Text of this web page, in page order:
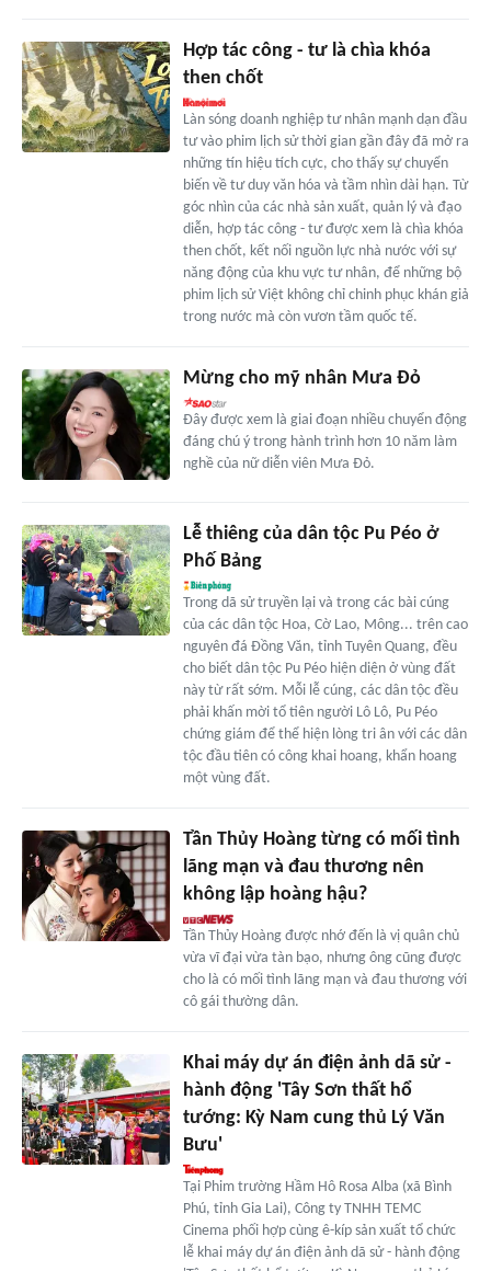
Hợp tác công - tư là chìa khóa
then chốt
Làn sóng doanh nghiệp tư nhân mạnh dạn đầu
tư vào phim lịch sử thời gian gần đây đã mở ra
những tín hiệu tích cực, cho thấy sự chuyển
biến về tư duy văn hóa và tầm nhìn dài hạn. Từ
góc nhìn của các nhà sản xuất, quản lý và đạo
diễn, hợp tác công - tư được xem là chìa khóa
then chốt, kết nối nguồn lực nhà nước với sự
năng động của khu vực tư nhân, để những bộ
phim lịch sử Việt không chỉ chinh phục khán giả
trong nước mà còn vươn tầm quốc tế.
Mừng cho mỹ nhân Mưa Đỏ
Đây được xem là giai đoạn nhiều chuyển động
đáng chú ý trong hành trình hơn 10 năm làm
nghề của nữ diễn viên Mưa Đỏ.
Lễ thiêng của dân tộc Pu Péo ở
Phố Bảng
Trong dã sử truyền lại và trong các bài cúng
của các dân tộc Hoa, Cờ Lao, Mông... trên cao
nguyên đá Đồng Văn, tỉnh Tuyên Quang, đều
cho biết dân tộc Pu Péo hiện diện ở vùng đất
này từ rất sớm. Mỗi lễ cúng, các dân tộc đều
phải khấn mời tổ tiên người Lô Lô, Pu Péo
chứng giám để thể hiện lòng tri ân với các dân
tộc đầu tiên có công khai hoang, khẩn hoang
một vùng đất.
Tần Thủy Hoàng từng có mối tình
lãng mạn và đau thương nên
không lập hoàng hậu?
Tần Thủy Hoàng được nhớ đến là vị quân chủ
vừa vĩ đại vừa tàn bạo, nhưng ông cũng được
cho là có mối tình lãng mạn và đau thương với
cô gái thường dân.
Khai máy dự án điện ảnh dã sử -
hành động 'Tây Sơn thất hổ
tướng: Kỳ Nam cung thủ Lý Văn
Bưu'
Tại Phim trường Hầm Hô Rosa Alba (xã Bình
Phú, tỉnh Gia Lai), Công ty TNHH TEMC
Cinema phối hợp cùng ê-kíp sản xuất tổ chức
lễ khai máy dự án điện ảnh dã sử - hành động